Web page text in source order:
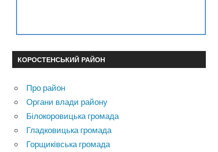
КОРОСТЕНСЬКИЙ РАЙОН
Про район
Органи влади району
Білокоровицька громада
Гладковицька громада
Горщиківська громада